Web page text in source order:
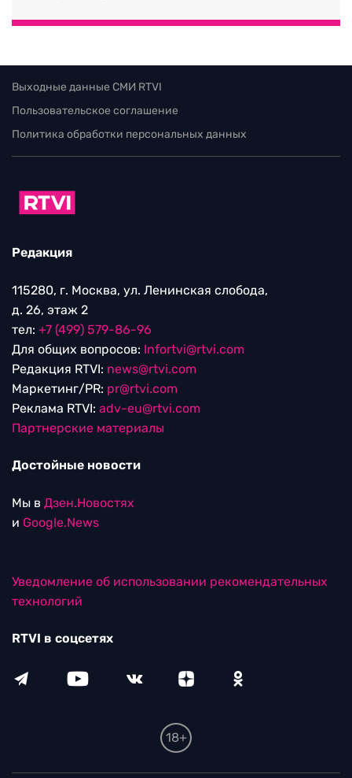
Выходные данные СМИ RTVI
Пользовательское соглашение
Политика обработки персональных данных
Редакция
115280, г. Москва, ул. Ленинская слобода,
д. 26, этаж 2
тел: +7 (499) 579-86-96
Для общих вопросов: Infortvi@rtvi.com
Редакция RTVI: news@rtvi.com
Маркетинг/PR: pr@rtvi.com
Реклама RTVI: adv-eu@rtvi.com
Партнерские материалы
Достойные новости
Мы в Дзен.Новостях
и Google.News
Уведомление об использовании рекомендательных
технологий
RTVI в соцсетях
18+